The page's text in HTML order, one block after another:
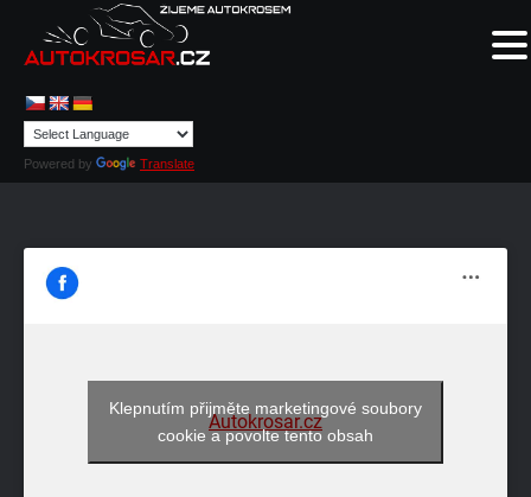
Powered by Translate
Autokrosar.cz
Klepnutím přijměte marketingové soubory
cookie a povolte tento obsah